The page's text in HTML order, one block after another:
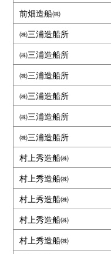
前畑造船㈱
㈱三浦造船所
㈱三浦造船所
㈱三浦造船所
㈱三浦造船所
㈱三浦造船所
㈱三浦造船所
村上秀造船㈱
村上秀造船㈱
村上秀造船㈱
村上秀造船㈱
村上秀造船㈱